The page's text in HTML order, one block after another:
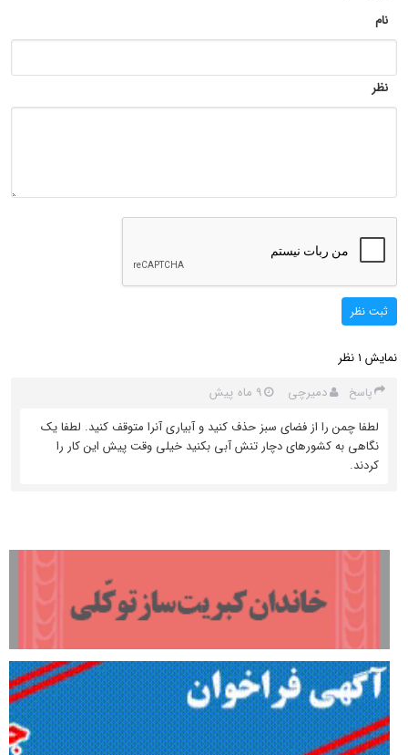
نام
نظر
ثبت نظر
نمایش 1 نظر
پاسخ دمیرچی
9 ماه پیش
لطفا چمن را از فضای سبز حذف کنید و آبیاری آنرا متوقف کنید. لطفا یک
نگاهی به کشورهای دچار تنش آبی بکنید خیلی وقت پیش این کار را
کردند.